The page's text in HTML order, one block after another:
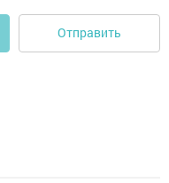
Отправить